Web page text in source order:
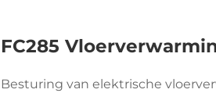
FC285
Besturing van elektrische